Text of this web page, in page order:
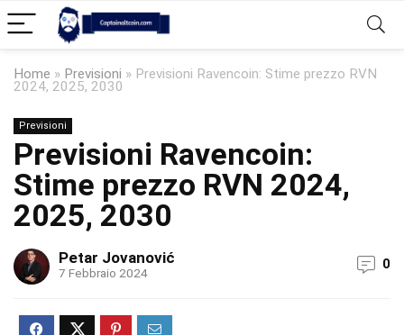
Home » Previsioni » Previsioni Ravencoin: Stime prezzo RVN
2024, 2025, 2030
Previsioni
Previsioni Ravencoin:
Stime prezzo RVN 2024,
2025, 2030
Petar Jovanović
7 Febbraio 2024
0